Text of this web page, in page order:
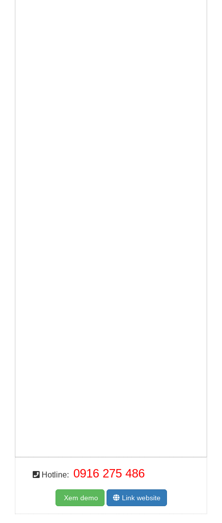
Hotline: 0916 275 486
Xem demo Link website